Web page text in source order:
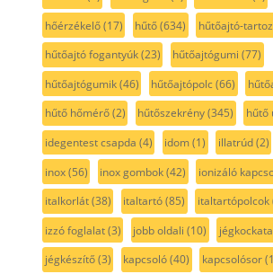
hőérzékelő(17) hűtő(634) hűtőajtó-
hűtőajtó fogantyúk(23) hűtőajtógumi (77)
hűtőajtógumik(46) hűtőajtópolc(66)
hűtő hőmérő(2) hűtőszekrény(345) hűtő
idegentest csapda (4) idom(1) illatrúd(2)
inox(56) inox gombok(42) ionizáló
italkorlát(38) italtartó(85) italtartópolcok
izzó foglalat(3) jobb oldali (10)
jégkészítő(3) kapcsoló(40) kapcsolósor